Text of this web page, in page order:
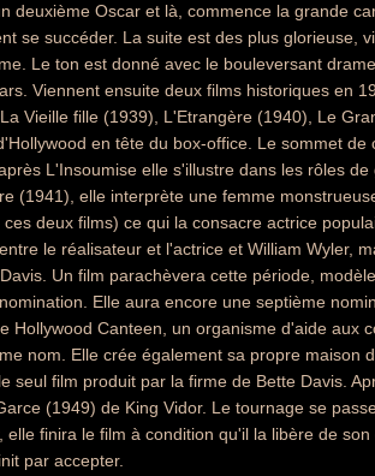
deuxième Oscar et là, commence la grande
se succéder. La suite est des plus glorieuse,
Le ton est donné avec le bouleversant
Viennent ensuite deux films historiques en
Vieille fille (1939), L'Etrangère (1940), Le
en tête du box-office. Le sommet
L'Insoumise elle s'illustre dans les rôles
(1941), elle interprète une femme
deux films) ce qui la consacre actrice
le réalisateur et l'actrice et William Wyler,
Un film parachèvera cette période,
Elle aura encore une septième
Hollywood Canteen, un organisme d'aide aux
nom. Elle crée également sa propre maison
seul film produit par la firme de Bette Davis.
(1949) de King Vidor. Le tournage se
, elle finira le film à condition qu'il la libère de
par accepter.